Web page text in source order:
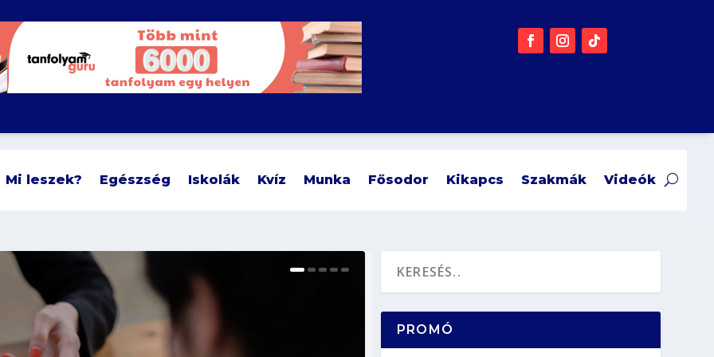
Mi leszek? Egészség Iskolák Kvíz Munka Fősodor Kikapcs Szakmák Videók
PROMÓ